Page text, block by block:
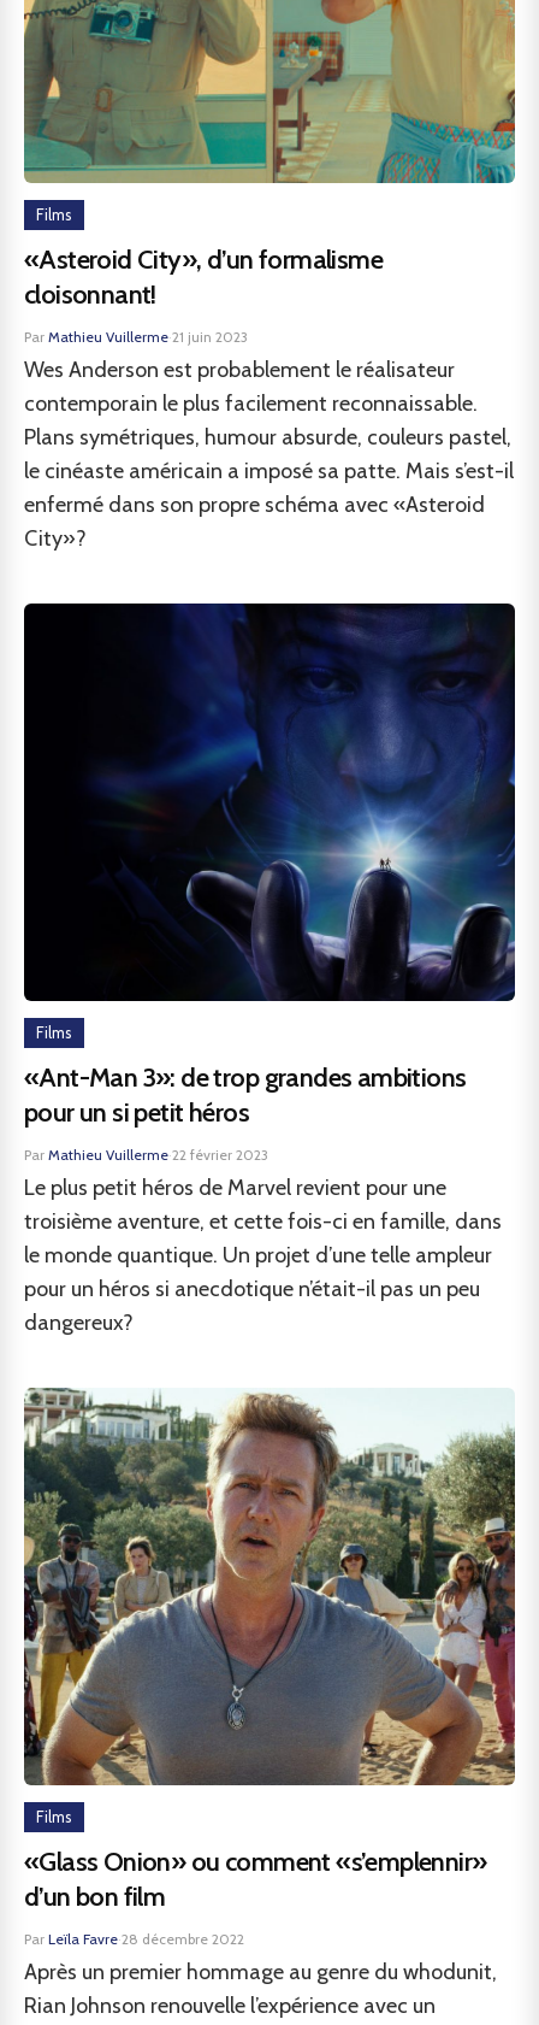
Films
«Asteroid City», d’un formalisme
cloisonnant!
Par Mathieu Vuillerme·21 juin 2023
Wes Anderson est probablement le réalisateur
contemporain le plus facilement reconnaissable.
Plans symétriques, humour absurde, couleurs pastel,
le cinéaste américain a imposé sa patte. Mais s’est-il
enfermé dans son propre schéma avec «Asteroid
City»?
Films
«Ant-Man 3»: de trop grandes ambitions
pour un si petit héros
Par Mathieu Vuillerme·22 février 2023
Le plus petit héros de Marvel revient pour une
troisième aventure, et cette fois-ci en famille, dans
le monde quantique. Un projet d’une telle ampleur
pour un héros si anecdotique n’était-il pas un peu
dangereux?
Films
«Glass Onion» ou comment «s’emplennir»
d’un bon film
Par Leïla Favre·28 décembre 2022
Après un premier hommage au genre du whodunit,
Rian Johnson renouvelle l’expérience avec un